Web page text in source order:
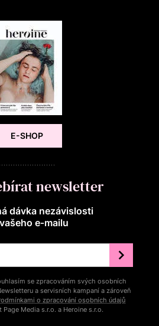
E-SHOP
newsletter
dávka nezávislosti
e‑mailu
se zpracováním svých osobních
a servisních kampaní a zároveň
o zpracování osobních údajů
Media s.r.o. a Heroine s.r.o.